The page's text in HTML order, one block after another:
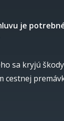
je
sa kryjú
cestnej